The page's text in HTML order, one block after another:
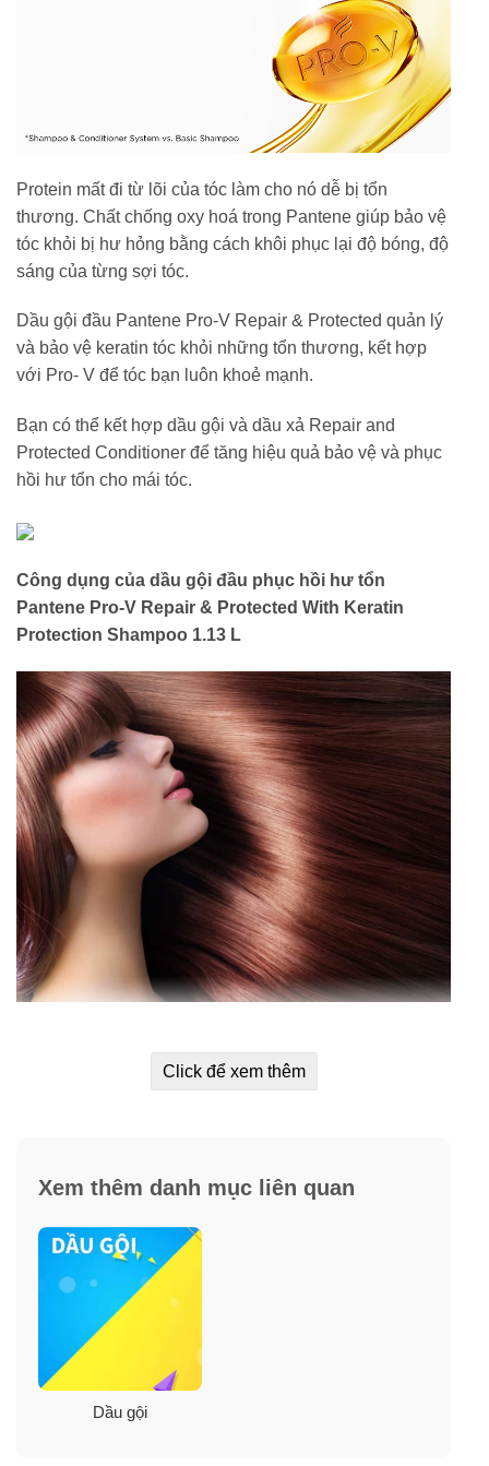
Protein mất đi từ lõi của tóc làm cho nó dễ bị tổn
thương. Chất chống oxy hoá trong Pantene giúp bảo vệ
tóc khỏi bị hư hỏng bằng cách khôi phục lại độ bóng, độ
sáng của từng sợi tóc.
Dầu gội đầu Pantene Pro-V Repair & Protected quản lý
và bảo vệ keratin tóc khỏi những tổn thương, kết hợp
với Pro- V để tóc bạn luôn khoẻ mạnh.
Bạn có thể kết hợp dầu gội và dầu xả Repair and
Protected Conditioner để tăng hiệu quả bảo vệ và phục
hồi hư tổn cho mái tóc.
Công dụng của dầu gội đầu phục hồi hư tổn
Pantene Pro-V Repair & Protected With Keratin
Protection Shampoo 1.13 L
Sửa chữa và phục hồi những sợi tóc hư tổn.
Cung cấp và nuôi dưỡng tóc luôn bóng khoẻ.
Giúp tóc mềm mại, mượt mà và sức sống.
Click để xem thêm
Xem thêm danh mục liên quan
Dầu gội